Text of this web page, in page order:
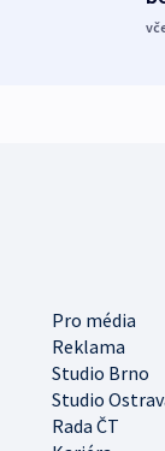
Pro média
Reklama
Studio Brno
Studio
Rada ČT